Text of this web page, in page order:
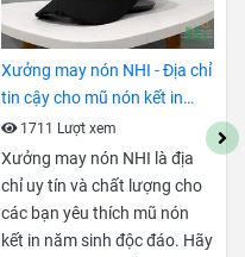
Xưởng may nón NHI - Địa chỉ
tin cậy cho mũ nón kết in
năm sinh độc đáo
1711 Lượt xem
Xưởng may nón NHI là địa
chỉ uy tín và chất lượng cho
các bạn yêu thích mũ nón
kết in năm sinh độc đáo. Hãy